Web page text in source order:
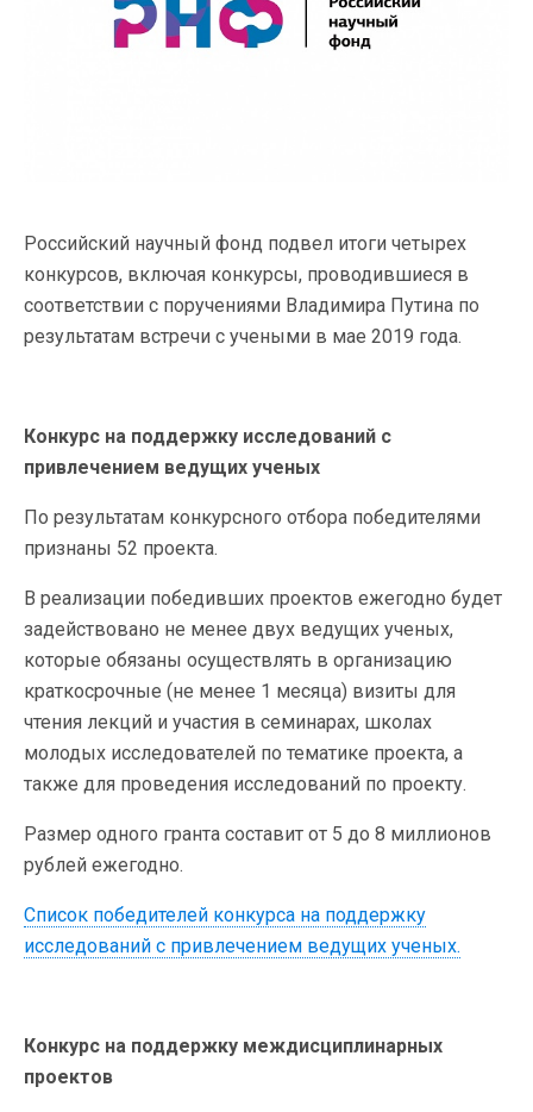
Российский научный фонд подвел итоги четырех
конкурсов, включая конкурсы, проводившиеся в
соответствии с поручениями Владимира Путина по
результатам встречи с учеными в мае 2019 года.
Конкурс на поддержку исследований с
привлечением ведущих ученых
По результатам конкурсного отбора победителями
признаны 52 проекта.
В реализации победивших проектов ежегодно будет
задействовано не менее двух ведущих ученых,
которые обязаны осуществлять в организацию
краткосрочные (не менее 1 месяца) визиты для
чтения лекций и участия в семинарах, школах
молодых исследователей по тематике проекта, а
также для проведения исследований по проекту.
Размер одного гранта составит от 5 до 8 миллионов
рублей ежегодно.
Список победителей конкурса на поддержку
исследований с привлечением ведущих ученых​.
Конкурс на поддержку междисциплинарных
проектов